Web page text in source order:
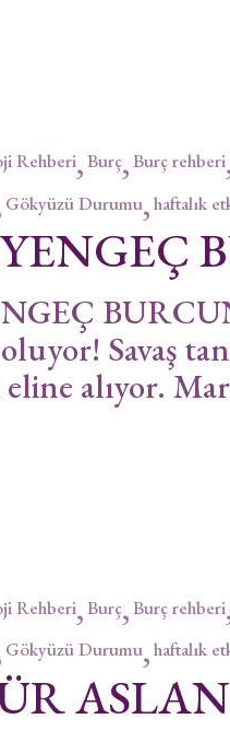
Rehberi Burç Burç rehberi
Gökyüzü Durumu haftalık
Savaş
alıyor.
Rehberi Burç Burç rehberi
Gökyüzü Durumu haftalık